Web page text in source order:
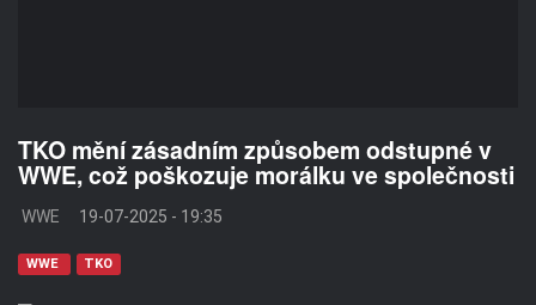
TKO mění zásadním způsobem odstupné v
WWE, což poškozuje morálku ve společnosti
WWE 19-07-2025 - 19:35
WWE TKO